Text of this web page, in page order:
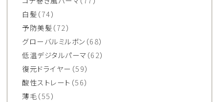
白髪（74）
予防美髪（72）
グローバルミルボン （68）
低温デジタルパーマ （62）
復元ドライヤー （59）
酸性ストレート （56）
薄毛（55）